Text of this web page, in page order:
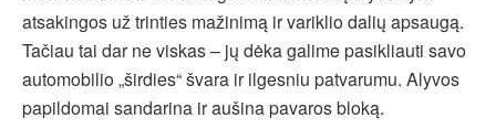
atsakingos už trinties mažinimą ir variklio dalių apsaugą.
Tačiau tai dar ne viskas – jų dėka galime pasikliauti savo
automobilio „širdies“ švara ir ilgesniu patvarumu. Alyvos
papildomai sandarina ir aušina pavaros bloką.